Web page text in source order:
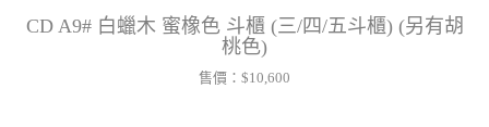
CD A9# 白蠟木 蜜橡色 斗櫃 (三/四/五斗櫃) (另有胡
桃色)
售價： $10,600